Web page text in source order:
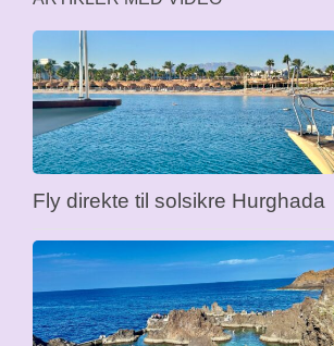
Fly direkte til solsikre Hurghada